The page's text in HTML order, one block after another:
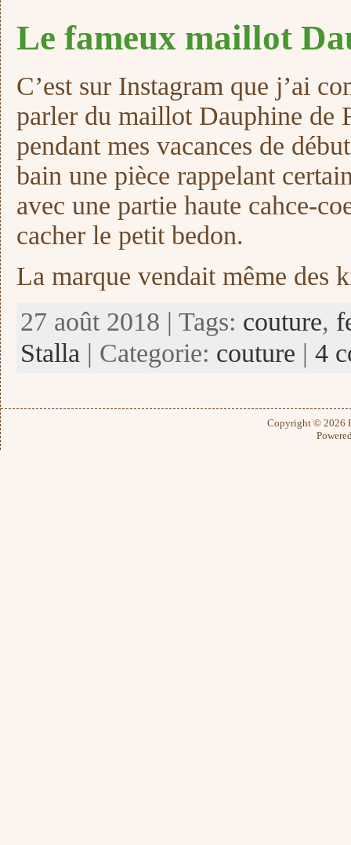
Le fameux maillot
C’est sur Instagram que j’ai
parler du maillot Dauphine de
pendant mes vacances de
bain une pièce rappelant
avec une partie haute cahce-
cacher le petit bedon.
La marque vendait même
27 août 2018 | Tags: couture,
Stalla | Categorie: couture | 4
Copyright © 2026